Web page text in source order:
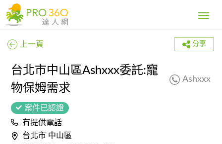
Toggle
上一頁 分享
台北市中山區Ashxxx委託:寵
物保姆需求
Ashxxx
案件已認證
有提供電話
台北市 中山區